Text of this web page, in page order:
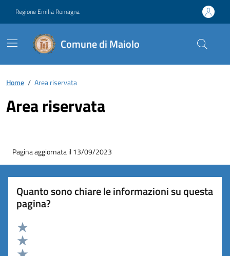
Regione Emilia Romagna
Comune di Maiolo
Contenuti in evidenza
Home / Area riservata
Area riservata
Pagina aggiornata il 13/09/2023
Quanto sono chiare le informazioni su questa
pagina?
Valuta 5 stelle su 5
Valuta 4 stelle su 5